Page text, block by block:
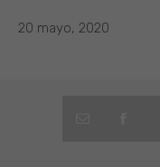
20 mayo, 2020